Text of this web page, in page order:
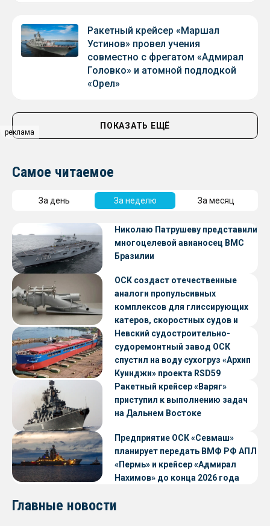
реклама
Ракетный крейсер «Маршал
Устинов» провел учения
совместно с фрегатом «Адмирал
Головко» и атомной подлодкой
«Орел»
ПОКАЗАТЬ ЕЩЁ
Самое читаемое
За день За неделю За месяц
Николаю Патрушеву представили
многоцелевой авианосец ВМС
Бразилии
ОСК создаст отечественные
аналоги пропульсивных
комплексов для глиссирующих
катеров, скоростных судов и
судов с малой осадкой
Невский судостроительно-
судоремонтный завод ОСК
спустил на воду сухогруз «Архип
Куинджи» проекта RSD59
Ракетный крейсер «Варяг»
приступил к выполнению задач
на Дальнем Востоке
Предприятие ОСК «Севмаш»
планирует передать ВМФ РФ АПЛ
«Пермь» и крейсер «Адмирал
Нахимов» до конца 2026 года
Главные новости